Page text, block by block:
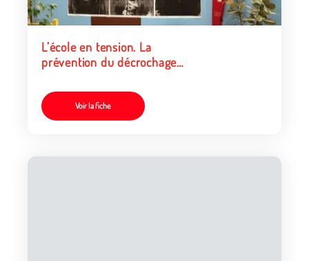
L’école en tension. La
prévention du décrochage
Voir la fiche